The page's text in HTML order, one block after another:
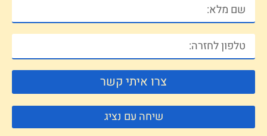
צרו איתי קשר
שיחה עם נציג